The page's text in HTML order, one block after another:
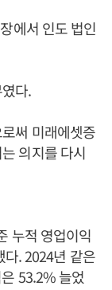
에서 인도 법인
다.
써 미래에셋증
의지를 다시
누적 영업이익
. 2024년 같은
53.2% 늘었